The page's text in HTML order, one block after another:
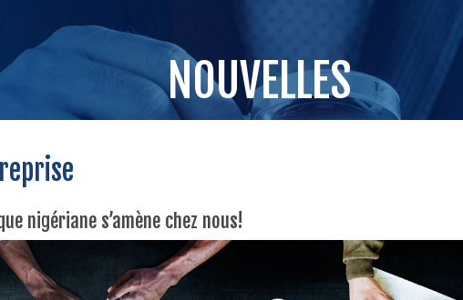
ÉQUIPE
NOUVELLES
NOUVELLES
nigériane s’amène chez nous!